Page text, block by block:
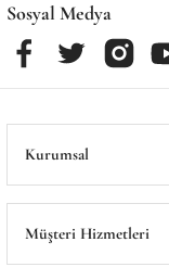
Tükendi
Fatima Enise Siyah
Sosyal Medya
Kurumsal
Müşteri Hizmetleri